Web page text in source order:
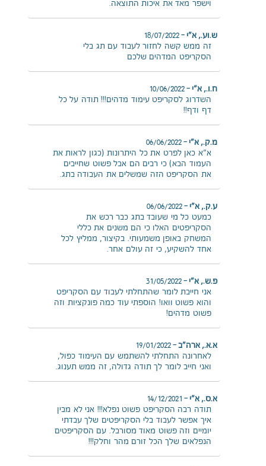
וישפר מאד את איכות התוצאה.
ש.וע., א"י–
18/07/2022
זה ממש קשה לחזור לעבוד עם תג בלי
הסקריפט המדהים שלכם
ח.ו., א"י–
10/06/2022
השדרוג לסקריפט עימוד מדהים!!! תודה על כל
דף ודף!!
מ.ק., א"י–
06/06/2022
א"א כאן לפרט את כל היתרונות (כגון לראות את
העמוד הבא) כי רבים הם אבל פשוט שחייבים
את הסקריפט הזה שמשלים את העבודה בתג.
ע.ק., א"י–
06/06/2022
כמעט כל מי שעובד בתג כבר רכש את
הסקריפטים האלו כי הם משנים את כללי
המשחק באופן משמעותי. בקיצור, ממליץ לכל
אחד להשקיע, כי זה עולם אחר.
פ.ש., א"י–
31/05/2022
אני חייבת לומר שהתחלתי לעבוד עם הסקריפט
והוא פשוט וואו! הוספתי עוד כמה פונקציות וזה
פשוט מדהים!
א.א., ארה"ב–
19/01/2022
לאחרונה התחלתי להשתמש עם העימוד כפול,
ואני חייב לומר לך תודה גדולה, זה ממש תענוג.
א.ס., א"י–
14/12/2021
תודה רבה הסקריפט פשוט נפלא!!! אני לא מבין
איך אפשר לעבוד בלי הסקריפטים שלך עבדתי
יומיים וזה פשוט מאוד מסורבל. עם הסקריפטים
הנפלאים שלך הכל זורם מהר וחלק!!!